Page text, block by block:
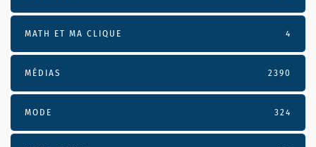
MATH ET MA CLIQUE 4
MÉDIAS 2390
MODE 324